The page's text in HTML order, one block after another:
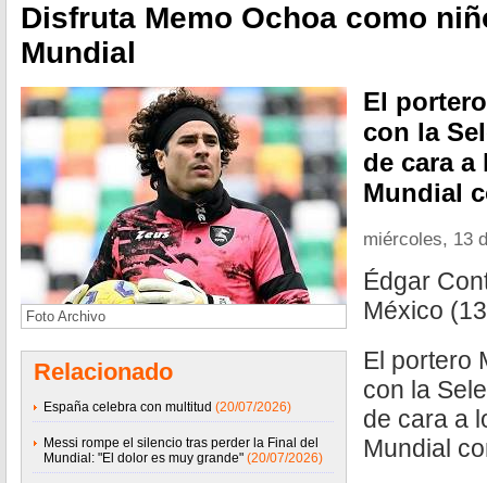
Disfruta Memo Ochoa como
Mundial
Foto Archivo
Relacionado
España celebra con multitud (20/07/2026)
Messi rompe el silencio tras perder la Final del
Mundial: "El dolor es muy grande" (20/07/2026)
El
con la
de cara
Mundial
miércoles, 13
Édgar
México
El portero
con la
de cara a
Mundial